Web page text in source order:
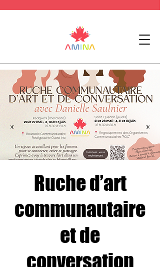
Ruche d’art
communautaire
et de
conversation